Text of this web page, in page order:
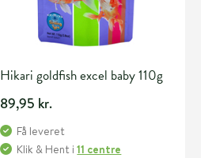
Hikari goldfish excel baby 110g
89,95 kr.
Få leveret
Klik & Hent i11 centre